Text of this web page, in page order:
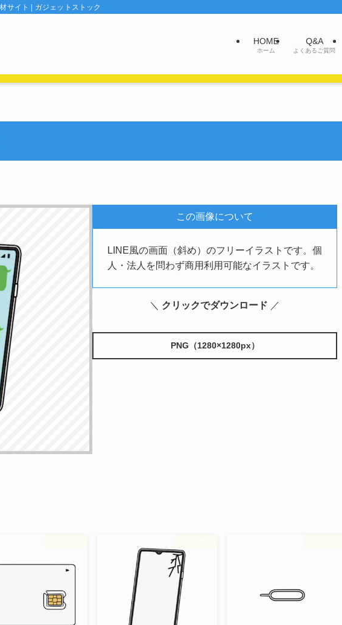
サイト | ガジェットストック
HOME
ホーム
Q&A
よくあるご質問
この画像について
LINE風の画面（斜め）のフリーイラストです。個
人・法人を問わず商用利用可能なイラストです。
＼ クリックでダウンロード ／
PNG（1280×1280px）